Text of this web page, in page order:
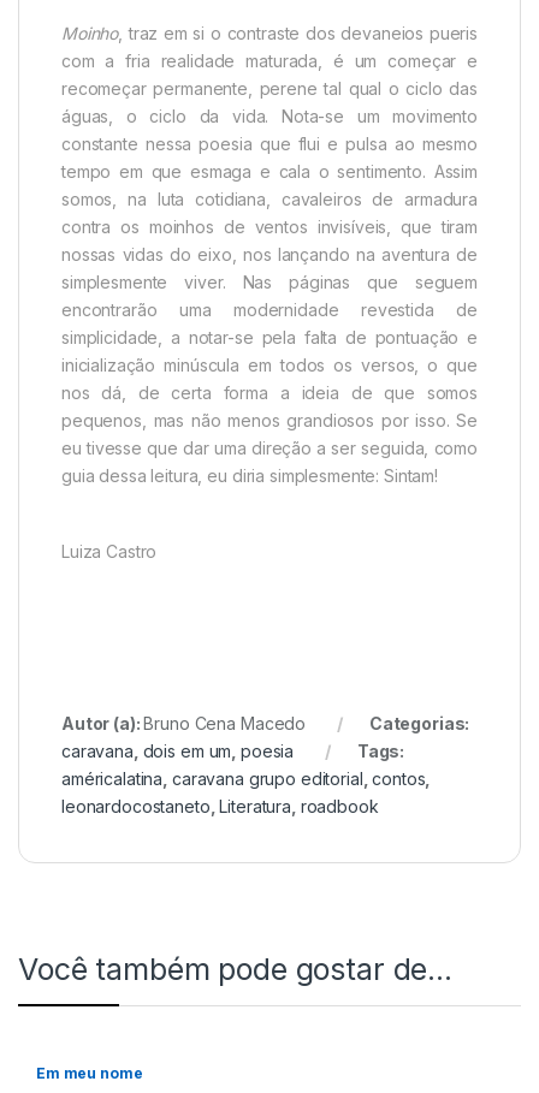
Moinho, traz em si o contraste dos devaneios pueris
com a fria realidade maturada, é um começar e
recomeçar permanente, perene tal qual o ciclo das
águas, o ciclo da vida. Nota-se um movimento
constante nessa poesia que flui e pulsa ao mesmo
tempo em que esmaga e cala o sentimento. Assim
somos, na luta cotidiana, cavaleiros de armadura
contra os moinhos de ventos invisíveis, que tiram
nossas vidas do eixo, nos lançando na aventura de
simplesmente viver. Nas páginas que seguem
encontrarão uma modernidade revestida de
simplicidade, a notar-se pela falta de pontuação e
inicialização minúscula em todos os versos, o que
nos dá, de certa forma a ideia de que somos
pequenos, mas não menos grandiosos por isso. Se
eu tivesse que dar uma direção a ser seguida, como
guia dessa leitura, eu diria simplesmente: Sintam!
Luiza Castro
Autor (a):Bruno Cena Macedo
Categorias:
caravana dois em um poesia
Tags:
américalatina caravana grupo editorial ,contos
leonardocostaneto ,Literatura roadbook
Você também pode gostar de…
Em meu nome